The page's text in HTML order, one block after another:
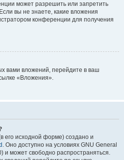
может разрешить или запретить
вы не знаете, какие вложения
конференции для получения
вами вложений, перейдите в ваш
«Вложения».
его исходной форме) создано и
. Оно доступно на условиях GNU General
и может свободно распространяться.